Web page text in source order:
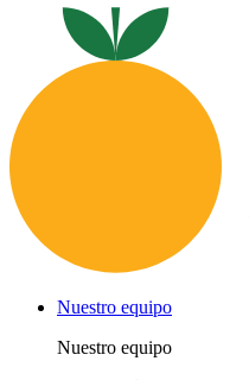
Nuestro equipo
Nuestro equipo